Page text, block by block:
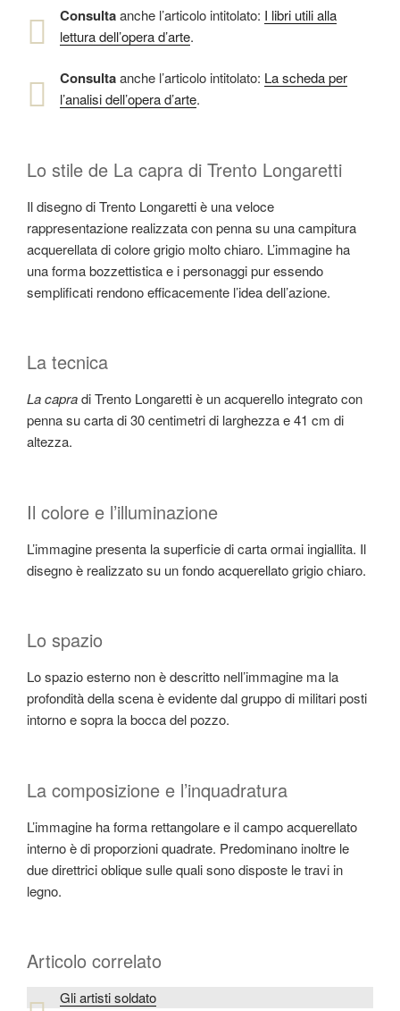
Consultaanche l’articolo intitolato: I libri utili alla
lettura dell’opera d’arte.
Consultaanche l’articolo intitolato: La scheda per
l’analisi dell’opera d’arte.
Lo stile de La capra di Trento Longaretti
Il disegno di Trento Longaretti è una veloce
rappresentazione realizzata con penna su una campitura
acquerellata di colore grigio molto chiaro. L’immagine ha
una forma bozzettistica e i personaggi pur essendo
semplificati rendono efficacemente l’idea dell’azione.
La tecnica
La capradi Trento Longaretti è un acquerello integrato con
penna su carta di 30 centimetri di larghezza e 41 cm di
altezza.
Il colore e l’illuminazione
L’immagine presenta la superficie di carta ormai ingiallita. Il
disegno è realizzato su un fondo acquerellato grigio chiaro.
Lo spazio
Lo spazio esterno non è descritto nell’immagine ma la
profondità della scena è evidente dal gruppo di militari posti
intorno e sopra la bocca del pozzo.
La composizione e l’inquadratura
L’immagine ha forma rettangolare e il campo acquerellato
interno è di proporzioni quadrate. Predominano inoltre le
due direttrici oblique sulle quali sono disposte le travi in
legno.
Articolo correlato
Gli artisti soldato